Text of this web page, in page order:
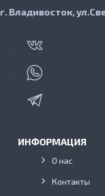
г. Владивосток,
ИНФОРМАЦИЯ
О нас
Контакты